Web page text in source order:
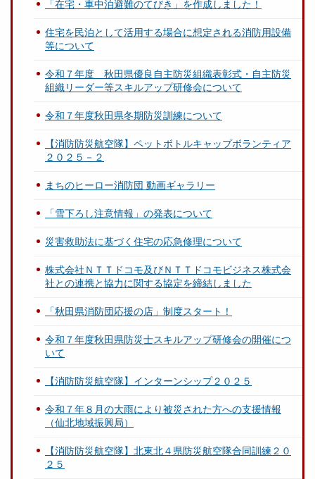
「在宅・車中泊避難のてびき」を作成しました！
住宅を民泊として活用する場合に想定される消防用設備
等について
令和７年度 秋田県優良自主防災組織表彰式・自主防災
組織リーダー等スキルアップ研修会について
令和７年度秋田県冬期防災訓練について
【消防防災航空隊】ペットボトルキャップボランティア
２０２５－２
まちのヒーロー消防団 動画ギャラリー
「雪下ろし注意情報」の発表について
災害救助法に基づく住宅の応急修理について
株式会社ＮＴＴドコモ及びＮＴＴドコモビジネス株式会
社との連携と協力に関する協定を締結しました
「秋田県消防団応援の店」制度スタート！
令和７年度秋田県防災士スキルアップ研修会の開催につ
いて
【消防防災航空隊】インターンシップ２０２５
令和７年８月の大雨により被災された方への支援情報
（仙北地域振興局）
【消防防災航空隊】北東北４県防災航空隊合同訓練２０
２５